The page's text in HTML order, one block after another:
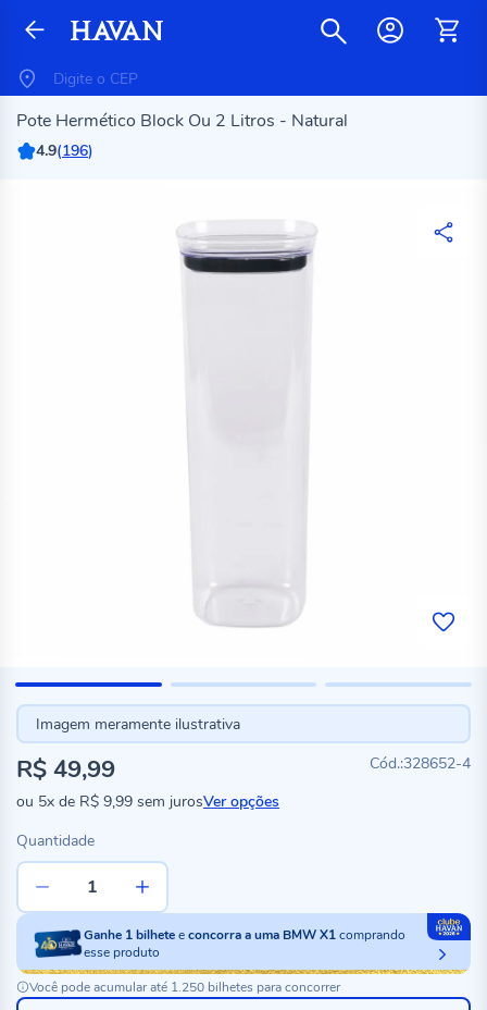
Pote Hermético Block Ou 2 Litros - Natural
4.9(196)
Imagem meramente ilustrativa
328652-4
R$ 49,99
ou 5x de R$ 9,99 sem jurosVer opções
Quantidade
Ganhe 1bilheteeconcorra a uma BMW X1comprando
esse produto
Você pode acumular até 1.250 bilhetes para concorrer